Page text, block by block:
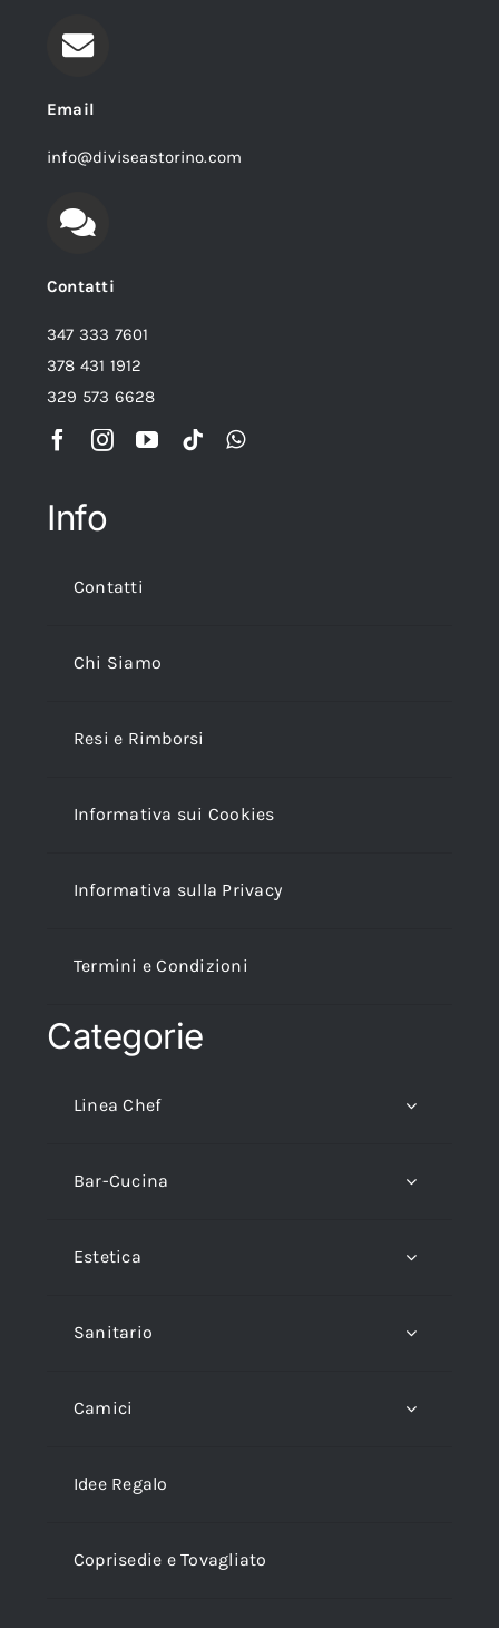
Email
info@diviseastorino.com
Contatti
347 333 7601
378 431 1912
329 573 6628
Info
Contatti
Chi Siamo
Resi e Rimborsi
Informativa sui Cookies
Informativa sulla Privacy
Termini e Condizioni
Categorie
Linea Chef
Bar-Cucina
Estetica
Sanitario
Camici
Idee Regalo
Coprisedie e Tovagliato